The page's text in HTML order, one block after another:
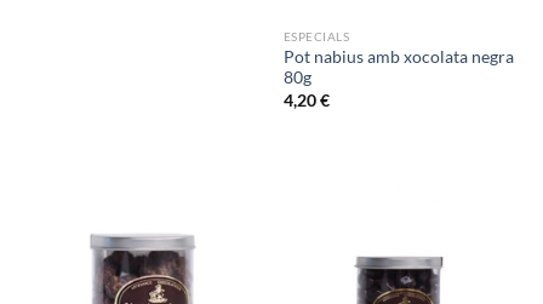
ESPECIALS
Pot nabius amb xocolata negra
80g
4,20€